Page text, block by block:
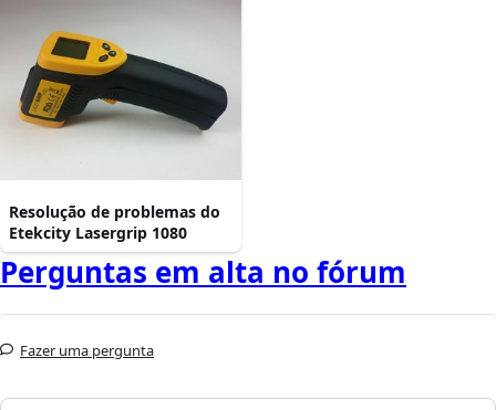
Resolução de problemas do
Etekcity Lasergrip 1080
Perguntas em alta no fórum
Fazer uma pergunta